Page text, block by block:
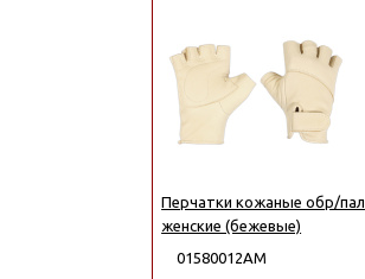
Перчатки кожаные обр/пал
женские (бежевые)
01580012АМ